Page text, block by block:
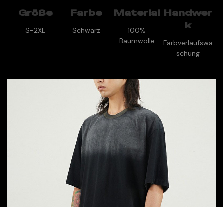
Größe
S-2XL
Farbe
Schwarz
Material
100%
Baumwolle
Handwer
k
Farbverlaufswa
schung